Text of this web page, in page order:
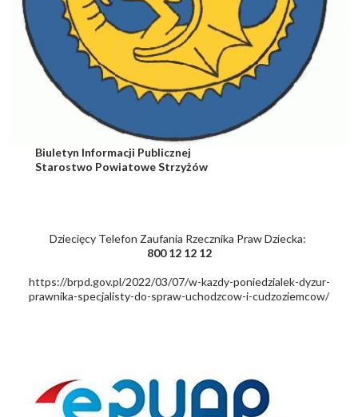
Biuletyn Informacji Publicznej
Starostwo Powiatowe Strzyżów
Dziecięcy Telefon Zaufania Rzecznika Praw Dziecka:
800 12 12 12
https://brpd.gov.pl/2022/03/07/w-kazdy-poniedzialek-dyzur-
prawnika-specjalisty-do-spraw-uchodzcow-i-cudzoziemcow/